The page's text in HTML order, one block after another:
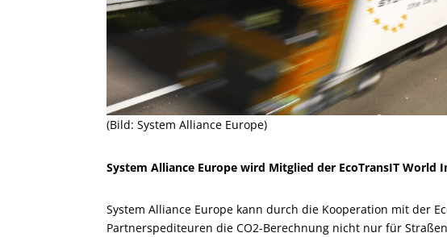
(Bild: System Alliance Europe)
System Alliance Europe wird Mitglied der EcoTransIT World
System Alliance Europe kann durch die Kooperation mit der
Partnerspediteuren die CO2-Berechnung nicht nur für